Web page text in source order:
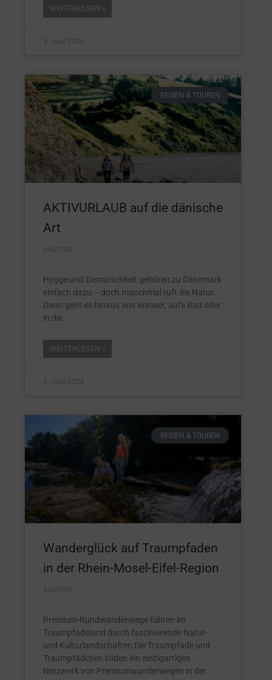
WEITERLESEN »
3. Juni 2026
REISEN & TOUREN
AKTIVURLAUB auf die dänische
Art
Hygge und Gemütlichkeit gehören zu Dänemark
einfach dazu – doch manchmal ruft die Natur.
Dann geht es hinaus ans Wasser, aufs Rad oder
in die
WEITERLESEN »
3. Juni 2026
REISEN & TOUREN
Wanderglück auf Traumpfaden
in der Rhein-Mosel-Eifel-Region
Premium-Rundwanderwege führen im
Traumpfadeland durch faszinierende Natur-
und Kulturlandschaften Die Traumpfade und
Traumpfädchen bilden ein einzigartiges
Netzwerk von Premiumwanderwegen in der